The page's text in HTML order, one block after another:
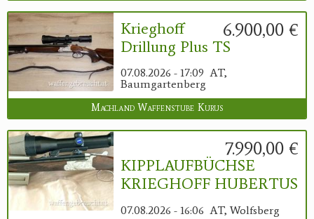
6.900,00 €
Krieghoff
Drillung Plus TS
07.08.2026 - 17:09 AT,
Baumgartenberg
Machland Waffenstube Kurus
7.990,00 €
KIPPLAUFBÜCHSE
KRIEGHOFF HUBERTUS
07.08.2026 - 16:06 AT, Wolfsberg